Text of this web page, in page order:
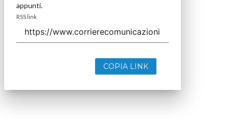
appunti.
RSS link
COPIA LINK